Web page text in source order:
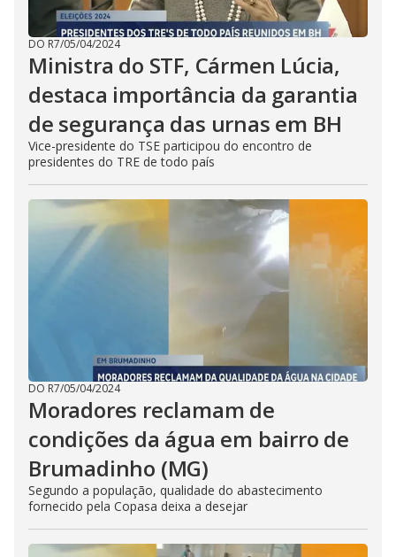
DO R7/05/04/2024
Ministra do STF, Cármen Lúcia,
destaca importância da garantia
de segurança das urnas em BH
Vice-presidente do TSE participou do encontro de
presidentes do TRE de todo país
DO R7/05/04/2024
Moradores reclamam de
condições da água em bairro de
Brumadinho (MG)
Segundo a população, qualidade do abastecimento
fornecido pela Copasa deixa a desejar